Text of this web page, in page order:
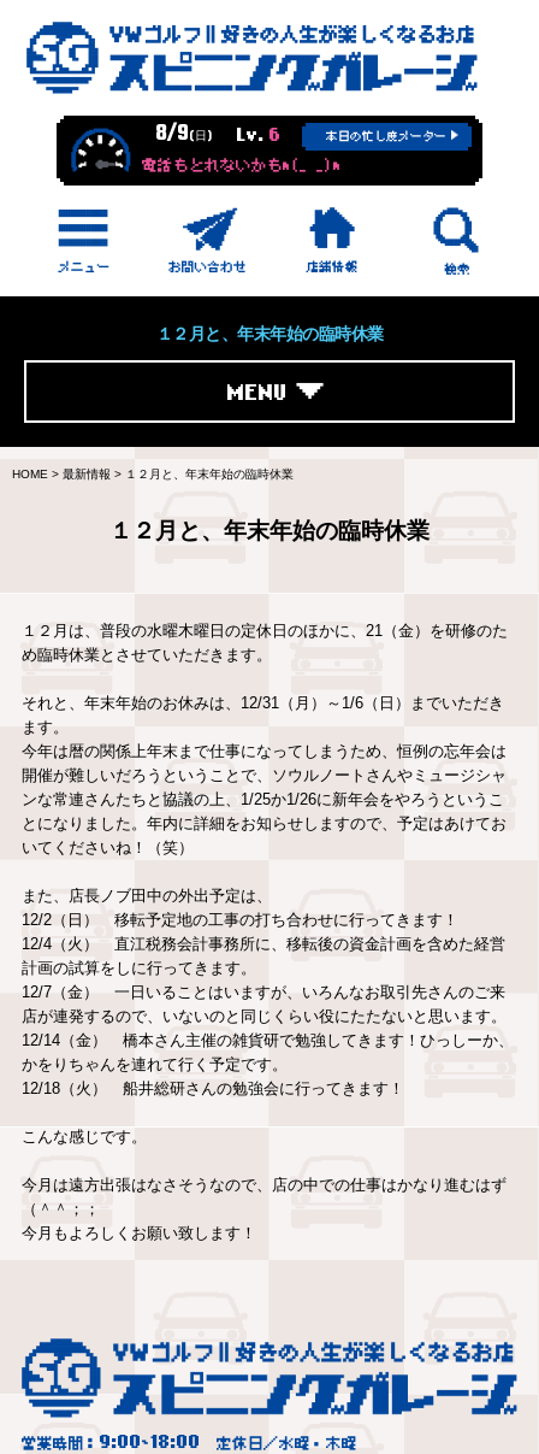
8/9(日) Lv. 6 本日の忙し度メーター
電話もとれないかもm(_ _)m
１２月と、年末年始の臨時休業
MENU
HOME > 最新情報 > １２月と、年末年始の臨時休業
１２月と、年末年始の臨時休業
１２月は、普段の水曜木曜日の定休日のほかに、21（金）を研修のた
め臨時休業とさせていただきます。
それと、年末年始のお休みは、12/31（月）～1/6（日）までいただき
ます。
今年は暦の関係上年末まで仕事になってしまうため、恒例の忘年会は
開催が難しいだろうということで、ソウルノートさんやミュージシャ
ンな常連さんたちと協議の上、1/25か1/26に新年会をやろうというこ
とになりました。年内に詳細をお知らせしますので、予定はあけてお
いてくださいね！（笑）
また、店長ノブ田中の外出予定は、
12/2（日） 移転予定地の工事の打ち合わせに行ってきます！
12/4（火） 直江税務会計事務所に、移転後の資金計画を含めた経営
計画の試算をしに行ってきます。
12/7（金） 一日いることはいますが、いろんなお取引先さんのご来
店が連発するので、いないのと同じくらい役にたたないと思います。
12/14（金） 橋本さん主催の雑貨研で勉強してきます！ひっしーか、
かをりちゃんを連れて行く予定です。
12/18（火） 船井総研さんの勉強会に行ってきます！
こんな感じです。
今月は遠方出張はなさそうなので、店の中での仕事はかなり進むはず
（＾＾；；
今月もよろしくお願い致します！
営業時間： 9:00~18:00
定休日／水曜・木曜